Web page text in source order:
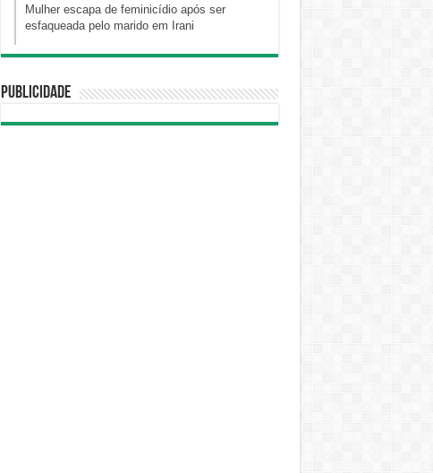
Mulher escapa de feminicídio após ser
esfaqueada pelo marido em Irani
Publicidade